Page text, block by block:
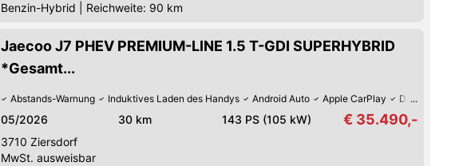
Benzin-Hybrid
Reichweite: 90 km
Jaecoo J7 PHEV PREMIUM-LINE 1.5 T-GDI SUPERHYBRID
*Gesamt...
Abstands-Warnung Induktives Laden des Handys Android Auto Apple CarPlay Digitales Cockpit
05/2026 30 km 143 PS (105 kW) € 35.490,-
3710 Ziersdorf
MwSt. ausweisbar